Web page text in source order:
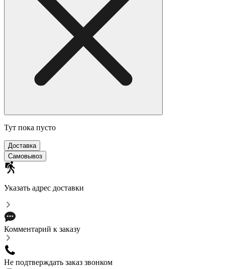
Тут пока пусто
Доставка
Самовывоз
Указать адрес доставки
Комментарий к заказу
Не подтверждать заказ звонком